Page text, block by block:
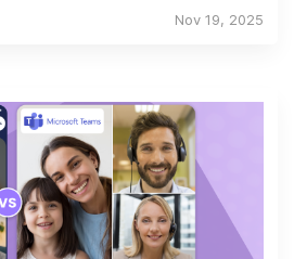
Nov 19, 2025